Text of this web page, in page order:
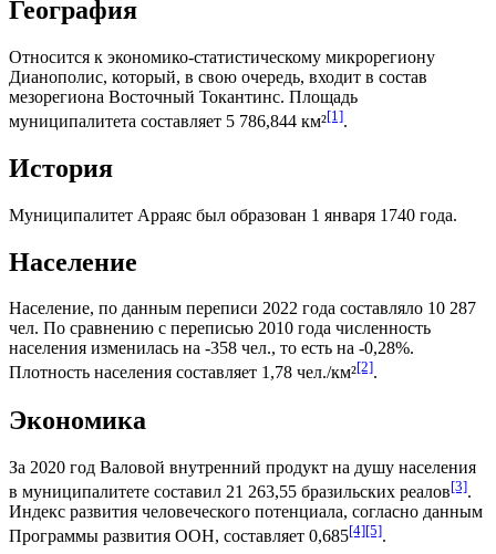
География
Относится к экономико-статистическому микрорегиону
Дианополис, который, в свою очередь, входит в состав
мезорегиона Восточный Токантинс. Площадь
муниципалитета составляет 5 786,844 км²[1].
История
Муниципалитет Арраяс был образован 1 января 1740 года.
Население
Население, по данным переписи 2022 года составляло 10 287
чел. По сравнению с переписью 2010 года численность
населения изменилась на -358 чел., то есть на -0,28%.
Плотность населения составляет 1,78 чел./км²[2].
Экономика
За 2020 год Валовой внутренний продукт на душу населения
в муниципалитете составил 21 263,55 бразильских реалов[3].
Индекс развития человеческого потенциала, согласно данным
Программы развития ООН, составляет 0,685[4][5].